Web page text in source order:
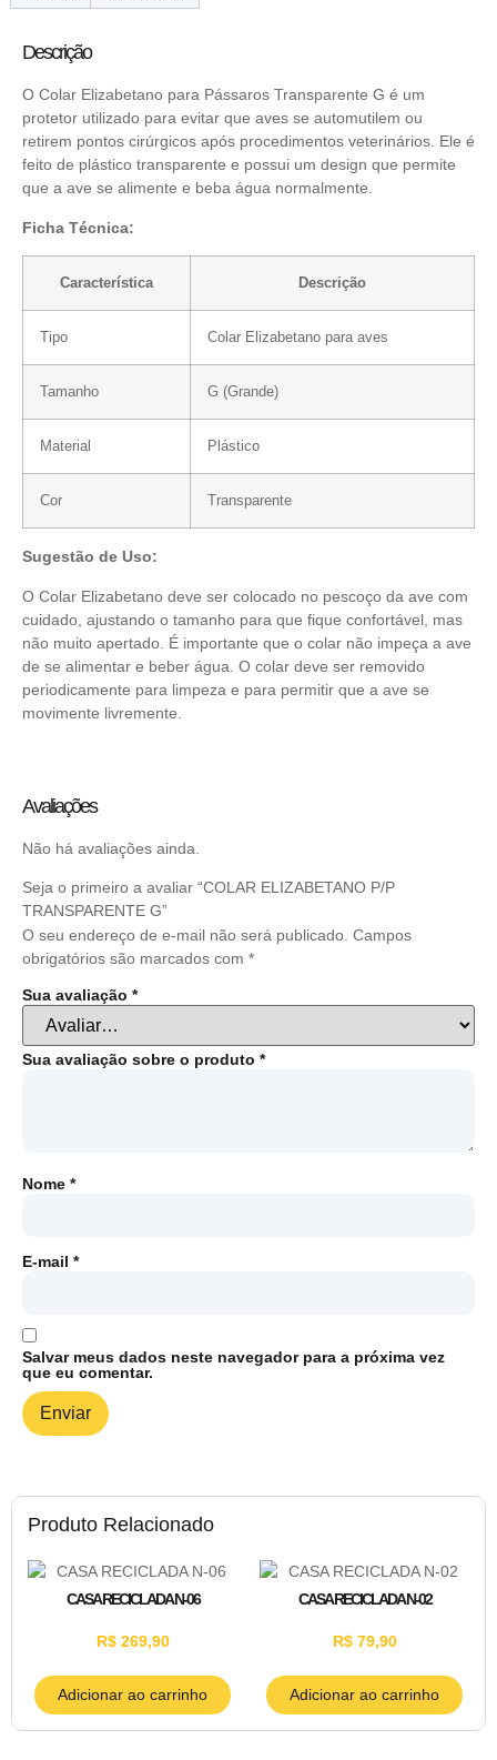
Produto Relacionado
CASA RECICLADA N-06
R$269,90
Adicionar ao carrinho
CASA RECICLADA N-02
R$79,90
Adicionar ao carrinho
Descrição
O Colar Elizabetano para Pássaros Transparente G é um
protetor utilizado para evitar que aves se automutilem ou
retirem pontos cirúrgicos após procedimentos veterinários. Ele é
feito de plástico transparente e possui um design que permite
que a ave se alimente e beba água normalmente.
Ficha Técnica:
Característica Descrição
Tipo Colar Elizabetano para aves
Tamanho G (Grande)
Material Plástico
Cor Transparente
Sugestão de Uso:
O Colar Elizabetano deve ser colocado no pescoço da ave com
cuidado, ajustando o tamanho para que fique confortável, mas
não muito apertado. É importante que o colar não impeça a ave
de se alimentar e beber água. O colar deve ser removido
periodicamente para limpeza e para permitir que a ave se
movimente livremente.
Avaliações
Não há avaliações ainda.
Seja o primeiro a avaliar “COLAR ELIZABETANO P/P
TRANSPARENTE G”
O seu endereço de e-mail não será publicado. Campos
obrigatórios são marcados com *
Sua avaliação *
Sua avaliação sobre o produto *
Nome *
E-mail *
Salvar meus dados neste navegador para a próxima vez
que eu comentar.